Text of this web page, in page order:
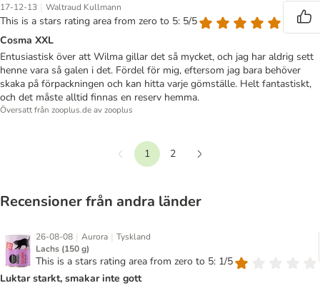
17-12-13 | Waltraud Kullmann
This is a stars rating area from zero to 5: 5/5
Cosma XXL
Entusiastisk över att Wilma gillar det så mycket, och jag har aldrig sett
henne vara så galen i det. Fördel för mig, eftersom jag bara behöver
skaka på förpackningen och kan hitta varje gömställe. Helt fantastiskt,
och det måste alltid finnas en reserv hemma.
Översatt från zooplus.de av zooplus
Föregående
1
2
Recensioner från andra länder
26-08-08 | Aurora | Tyskland
Lachs (150 g)
This is a stars rating area from zero to 5: 1/5
Luktar starkt, smakar inte gott